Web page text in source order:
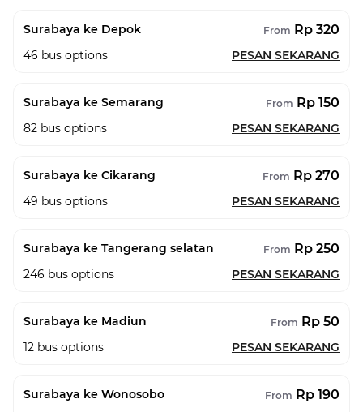
Surabaya ke Depok From Rp 320
46 bus options PESAN SEKARANG
Surabaya ke Semarang From Rp 150
82 bus options PESAN SEKARANG
Surabaya ke Cikarang From Rp 270
49 bus options PESAN SEKARANG
Surabaya ke Tangerang selatan From Rp 250
246 bus options PESAN SEKARANG
Surabaya ke Madiun From Rp 50
12 bus options PESAN SEKARANG
Surabaya ke Wonosobo From Rp 190